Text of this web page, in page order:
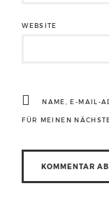
WEBSITE
NAME, E-MAIL-
FÜR MEINEN